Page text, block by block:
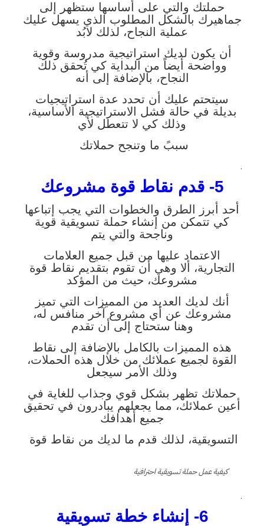
حملتك والتي على أساسها ستظهر إلى
جماهيرك بالشكل المطلوب الذي يسهل عليك
عملية النجاح، لذلك لابُد
أن يكون لديك استراتيجية مدروسة وقوية
وواضحة أيضاً من البداية كي تُحقق ذلك
النجاح، بالإضافة إلى أنه
سيتحتم عليك أن تحدد عدة استراتيجيات
بديلة في حالة فشل الاستراتيجية الأساسية،
وذلك كي لا تتعطل لأي
سببً ما وتنجح حملاتك
.
5- قدم نقاط قوة مشروعك
أحد أبرز الطرق والخطوات التي يجب إتباعها
كي تتمكن من إنشاء حملة تسويقية قوية
وناجحة والتي يتم
الاعتماد عليها من قبل جميع العلامات
التجارية، ألا وهي أن تقوم بتقديم نقاط قوة
مشروعك، حيث من المؤكد
أنك لديك العديد من المميزات التي تميز
مشروعك عن أي مشروع آخر منافس له،
وهنا ستحتاج إلى أن تقدم
هذه المميزات بالكامل بالإضافة إلى نقاط
القوة لجميع عملائك من خلال هذه الحملات،
وذلك الأمر سيجعل
حملاتك تظهر بشكل قوي وجذاب للغاية في
أعين عملائك، مما يجعلهم يبادرون في تحقيق
جميع أهدافك
التسويقية، لذلك قدم ما لديك من نقاط قوة
كيفية عمل حملة تسويقية احترافية
.
6- إنشاء خطة تسويقية